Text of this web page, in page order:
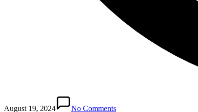
August 19, 2024 No Comments